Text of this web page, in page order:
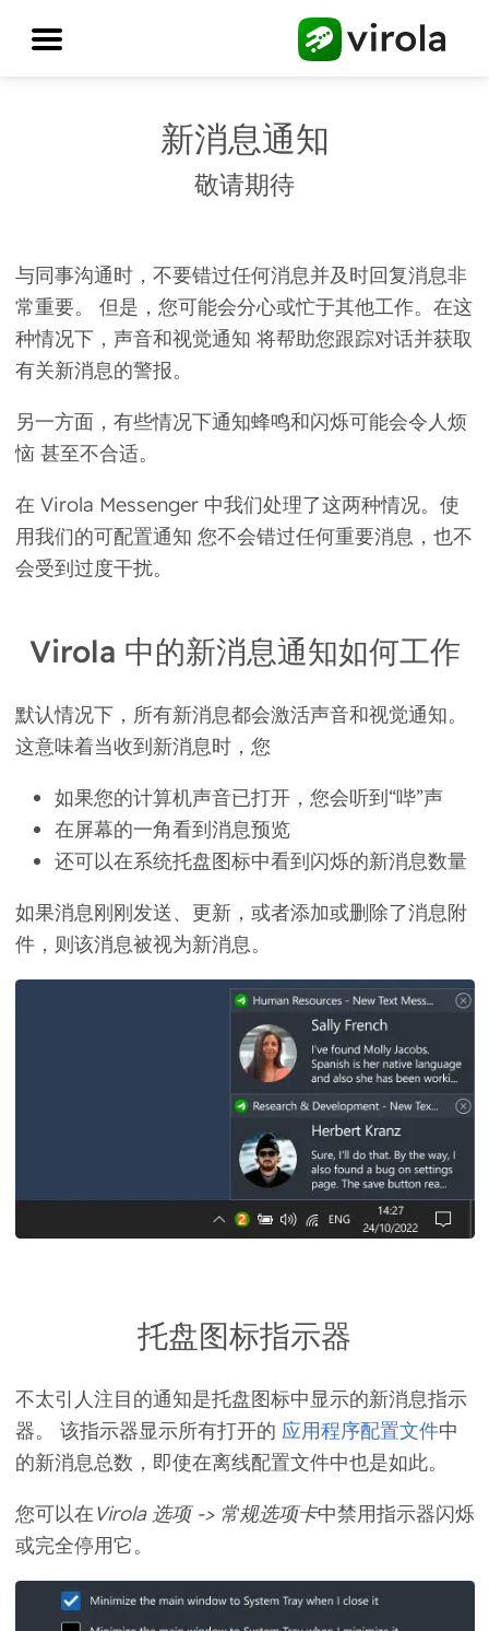
新消息通知
敬请期待
与同事沟通时， 不要错过任何消息并及时回复消息非
常重要。 但是，您可能会分心或忙于其他工作。在这
种情况下， 声音和视觉通知 将帮助您跟踪对话并获取
有关新消息的警报。
另一方面，有些情况下通知蜂鸣和闪烁可能会令人烦
恼 甚至不合适。
在 Virola Messenger 中我们处理了这两种情况。使
用我们的可配置通知 您不会错过任何重要消息，也不
会受到过度干扰。
Virola 中的新消息通知如何工作
默认情况下， 所有新消息都会激活声音和视觉通知。
这意味着当收到新消息时，您
如果您的计算机声音已打开，您会听到“哔”声
在屏幕的一角看到消息预览
还可以在系统托盘图标中看到闪烁的新消息数量
如果消息刚刚发送、更新，或者添加或删除了消息附
件，则该消息被视为新消息。
托盘图标指示器
不太引人注目的通知是托盘图标中显示的新消息指示
器。 该指示器显示所有打开的 应用程序配置文件中
的新消息总数，即使在离线配置文件中也是如此。
您可以在Virola 选项 -> 常规选项卡中禁用指示器闪烁
或完全停用它。